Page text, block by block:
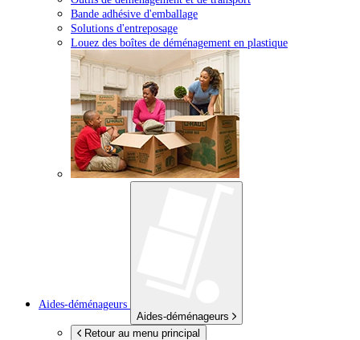
Bande adhésive d'emballage
Solutions d'entreposage
Louez des boîtes de déménagement en plastique
Aides-déménageurs
Aides-déménageurs
Retour au menu principal